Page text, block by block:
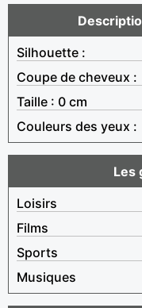
Silhouette :
Coupe de cheveux :
Taille : 0 cm
Couleurs des yeux :
Les
Loisirs
Films
Sports
Musiques